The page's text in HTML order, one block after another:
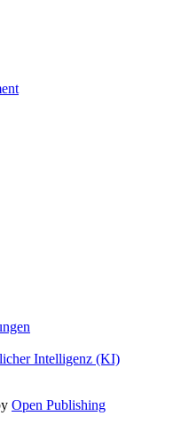
Intelligenz (KI)
Open Publishing